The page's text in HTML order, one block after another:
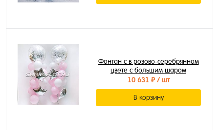
Фонтан с в розово-серебрянном
цвете с большим шаром
10 631 ₽/ шт
В корзину